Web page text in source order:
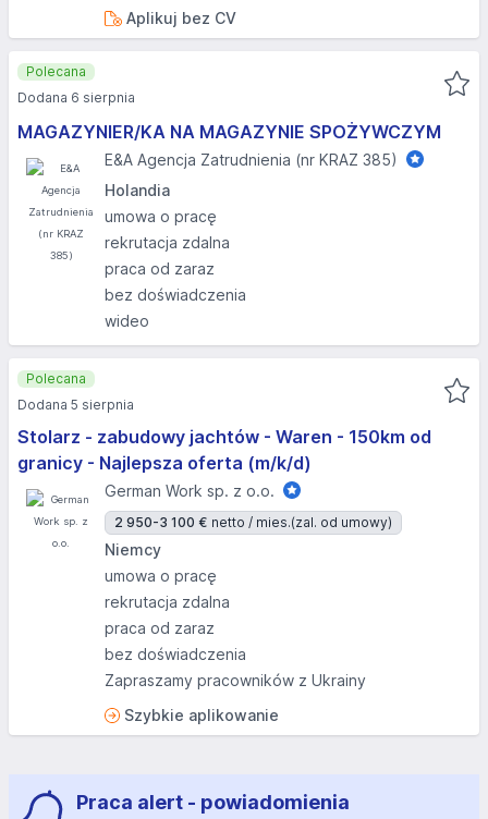
Aplikuj bez CV
MAGAZYNIER/KA NA MAGAZYNIE SPOŻYWCZYM
E&A Agencja Zatrudnienia (nr KRAZ 385)
Holandia
umowa o pracę
rekrutacja zdalna
praca od zaraz
bez doświadczenia
wideo
Polecana
Dodana 6 sierpnia
Stolarz - zabudowy jachtów - Waren - 150km od
granicy - Najlepsza oferta (m/k/d)
German Work sp. z o.o.
2 950-3 100 € netto / mies.(zal. od umowy)
Niemcy
umowa o pracę
rekrutacja zdalna
praca od zaraz
bez doświadczenia
Zapraszamy pracowników z Ukrainy
Szybkie aplikowanie
Polecana
Dodana 5 sierpnia
Praca alert - powiadomienia